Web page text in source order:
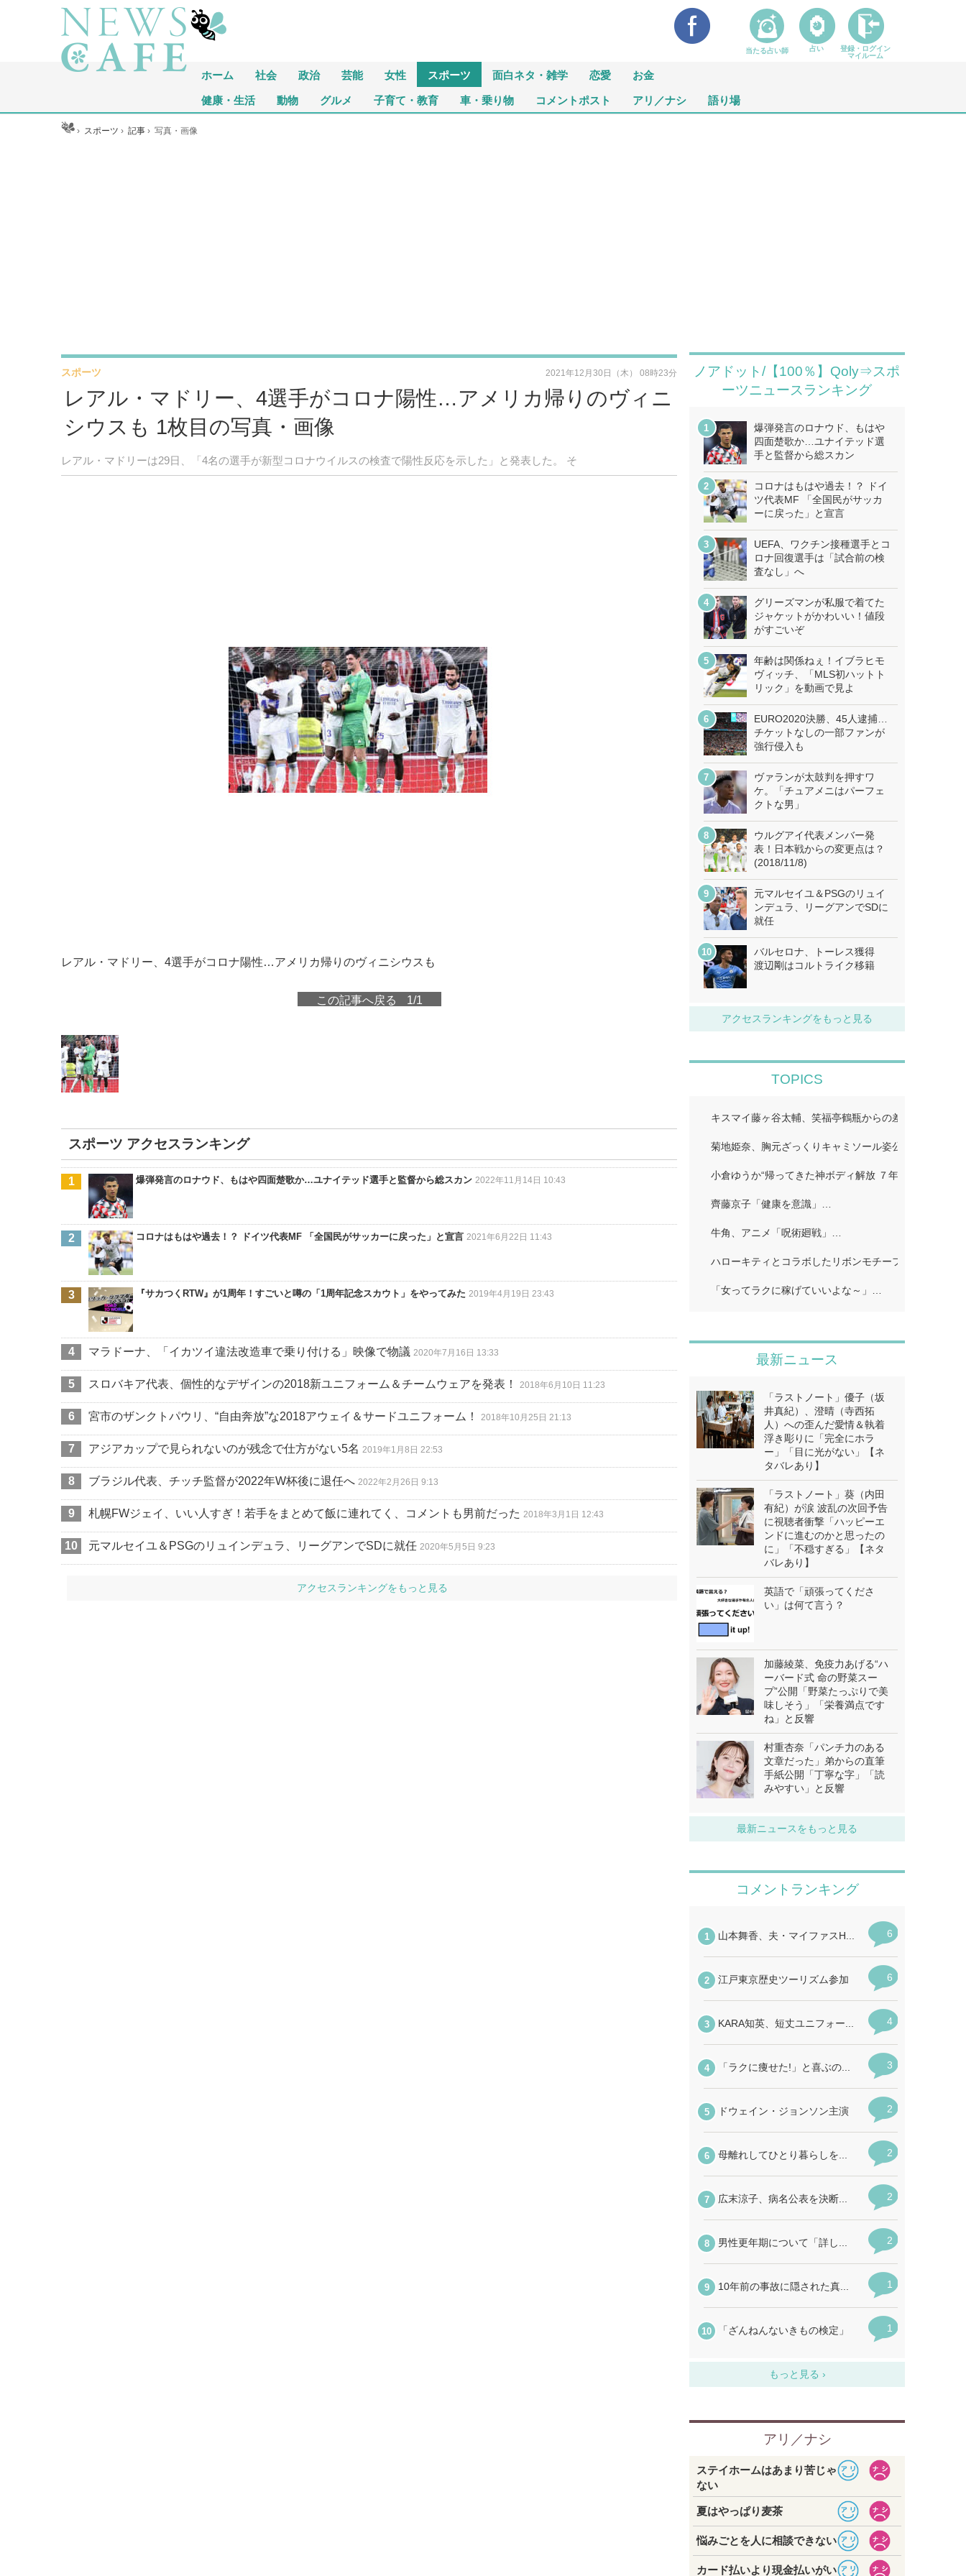
ホーム 社会 政治 芸能 女性 スポーツ 面白ネタ・雑学 恋愛 お金
健康・生活 動物 グルメ 子育て・教育 車・乗り物 コメントポスト アリ／ナシ 語り場
ホーム › スポーツ ›記事 ›写真・画像
レアル・マドリー、4選手がコロナ陽性…アメリカ帰りのヴィニ
シウスも 1枚目の写真・画像
レアル・マドリーは29日、「4名の選手が新型コロナウイルスの検査で陽性反応を示した」と発表した。 そ
スポーツ 2021年12月30日（木） 08時23分
レアル・マドリー、4選手がコロナ陽性…アメリカ帰りのヴィニシウスも
この記事へ戻る 1/1
スポーツ アクセスランキング
爆弾発言のロナウド、もはや四面楚歌か…ユナイテッド選手と監督から総スカン 2022年11月14日 10:43
コロナはもはや過去！？ ドイツ代表MF 「全国民がサッカーに戻った」と宣言 2021年6月22日 11:43
『サカつくRTW』が1周年！すごいと噂の「1周年記念スカウト」をやってみた 2019年4月19日 23:43
マラドーナ、「イカツイ違法改造車で乗り付ける」映像で物議 2020年7月16日 13:33
スロバキア代表、個性的なデザインの2018新ユニフォーム＆チームウェアを発表！ 2018年6月10日 11:23
宮市のザンクトパウリ、“自由奔放”な2018アウェイ＆サードユニフォーム！ 2018年10月25日 21:13
アジアカップで見られないのが残念で仕方がない5名 2019年1月8日 22:53
ブラジル代表、チッチ監督が2022年W杯後に退任へ 2022年2月26日 9:13
札幌FWジェイ、いい人すぎ！若手をまとめて飯に連れてく、コメントも男前だった 2018年3月1日 12:43
元マルセイユ＆PSGのリュインデュラ、リーグアンでSDに就任 2020年5月5日 9:23
アクセスランキングをもっと見る
ノアドット/【100％】Qoly⇒スポ
ーツニュースランキング
爆弾発言のロナウド、もはや
四面楚歌か…ユナイテッド選
手と監督から総スカン
コロナはもはや過去！？ ドイ
ツ代表MF 「全国民がサッカ
ーに戻った」と宣言
UEFA、ワクチン接種選手とコ
ロナ回復選手は「試合前の検
査なし」へ
グリーズマンが私服で着てた
ジャケットがかわいい！値段
がすごいぞ
年齢は関係ねぇ！イブラヒモ
ヴィッチ、「MLS初ハットト
リック」を動画で見よ
EURO2020決勝、45人逮捕…
チケットなしの一部ファンが
強行侵入も
ヴァランが太鼓判を押すワ
ケ。「チュアメニはパーフェ
クトな男」
ウルグアイ代表メンバー発
表！日本戦からの変更点は？
(2018/11/8)
元マルセイユ＆PSGのリュイ
ンデュラ、リーグアンでSDに
就任
バルセロナ、トーレス獲得
渡辺剛はコルトライク移籍
アクセスランキングをもっと見る
TOPICS
キスマイ藤ヶ谷太輔、笑福亭鶴瓶からの差し入れ公開
菊地姫奈、胸元ざっくりキャミソール姿公開「スタイ
小倉ゆうか“帰ってきた神ボディ解放 ７年ぶり「
齊藤京子「健康を意識」…
牛角、アニメ「呪術廻戦」…
ハローキティとコラボしたリボンモチーフのスイーツ
「女ってラクに稼げていいよな～」…
最新ニュース
「ラストノート」優子（坂
井真紀）、澄晴（寺西拓
人）への歪んだ愛情＆執着
浮き彫りに「完全にホラ
ー」「目に光がない」【ネ
タバレあり】
「ラストノート」葵（内田
有紀）が涙 波乱の次回予告
に視聴者衝撃「ハッピーエ
ンドに進むのかと思ったの
に」「不穏すぎる」【ネタ
バレあり】
英語で「頑張ってくださ
い」は何て言う？
加藤綾菜、免疫力あげる“ハ
ーバード式 命の野菜スー
プ”公開「野菜たっぷりで美
味しそう」「栄養満点です
ね」と反響
村重杏奈「パンチ力のある
文章だった」弟からの直筆
手紙公開「丁寧な字」「読
みやすい」と反響
最新ニュースをもっと見る
当たる占い師 占い
登録・ログイン
マイルーム